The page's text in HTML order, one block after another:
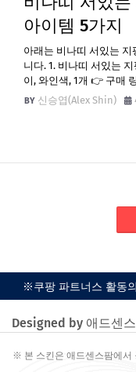
아이템 5가지
아래는 비나띠 서있는
니다. 1. 비나띠 서있는
이, 와인색, 1개 👉 구매
신승엽(Alex Shin)
※쿠팡 파트너스 활동
Designed by 애드센
※ 본 스킨은 애드센스팜에서